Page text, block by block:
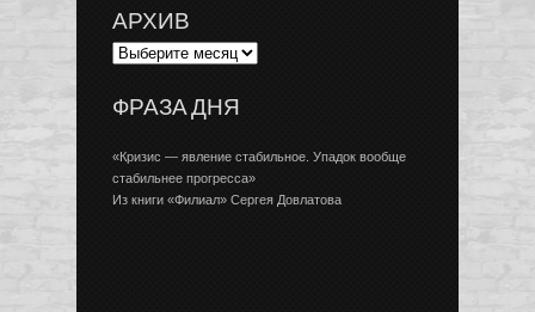
АРХИВ
ФРАЗА ДНЯ
«Кризис — явление стабильное. Упадок вообще
стабильнее прогресса»
Из книги «Филиал» Сергея Довлатова